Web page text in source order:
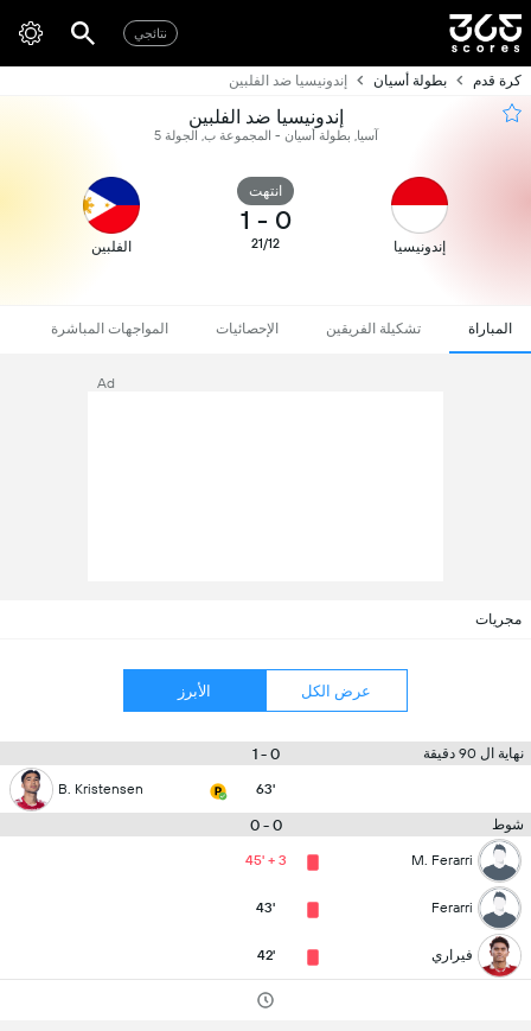
نتائجي
كرة قدم بطولة أسيان إندونيسيا ضد الفلبين
إندونيسيا ضد الفلبين
آسيا, بطولة أسيان - المجموعة ب, الجولة 5
إندونيسيا
انتهت
0
-
1
21/12 الفلبين
المباراة تشكيلة الفريقين الإحصائيات المواجهات المباشرة
Ad
مجريات
عرض الكل الأبرز
نهاية ال 90 دقيقة 0 - 1
63'
B. Kristensen
شوط 0 - 0
M. Ferarri
45' + 3
Ferarri
43'
فيراري 42'